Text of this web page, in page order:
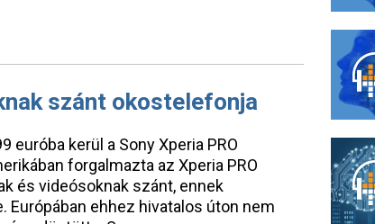
szánt okostelefonja
kerül a Sony Xperia PRO
forgalmazta az Xperia PRO
és videósoknak szánt, ennek
ehhez hivatalos úton nem